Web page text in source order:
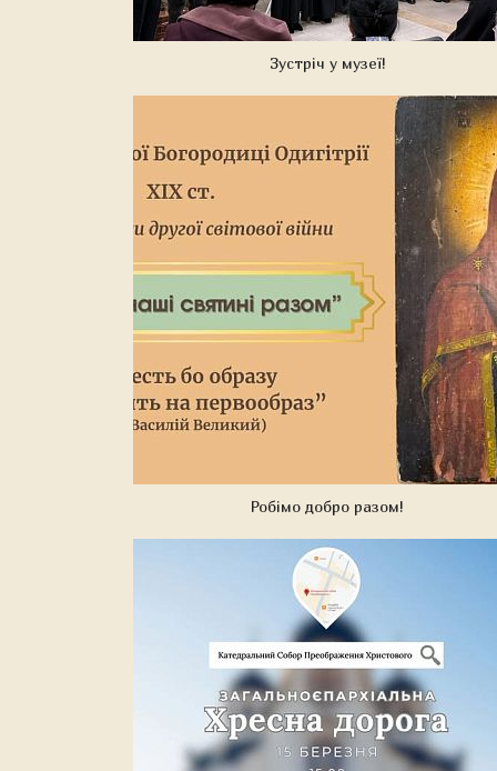
Зустріч у музеї!
Робімо добро разом!